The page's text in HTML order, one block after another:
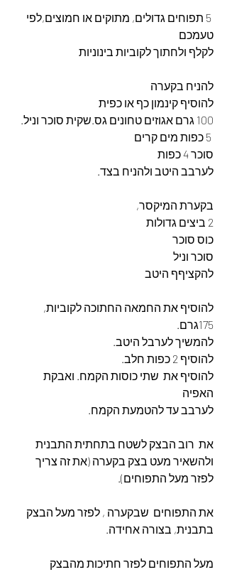
5 תפוחים גדולים, מתוקים או חמוצים,לפי
טעמכם
לקלף ולחתוך לקוביות בינוניות
להניח בקערה
להוסיף קינמון כף או כפית
100 גרם אגוזים טחונים גס.שקית סוכר וניל.
סוכר 4 כפות
לערבב היטב ולהניח בצד.
בקערת המיקסר,
2 ביצים גדולות
כוס סוכר
סוכר וניל
להקציףף היטב
להוסיף את החמאה החתוכה לקוביות,
175גרם.
להמשיך לערבל היטב.
להוסיף 2 כפות חלב.
להוסיף את  שתי כוסות הקמח. ואבקת
האפיה
לערבב עד להטמעת הקמח.
את  רוב הבצק לשטח בתחתית התבנית
ולהשאיר מעט בצק בקערה (את זה צריך
לפזר מעל התפוחים).
את התפוחים  שבקערה , לפזר מעל הבצק
בתבנית, בצורה אחידה.
מעל התפוחים לפזר חתיכות מהבצק